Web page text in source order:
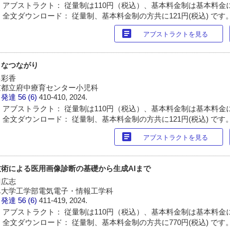
アブストラクト： 従量制は110円（税込）、基本料金制は基本料金
全文ダウンロード： 従量制、基本料金制の方共に121円(税込) です。
article アブストラクトを見る
つながり
香
立府中療育センター小児科
達 56 (6)410-410, 2024.
アブストラクト： 従量制は110円（税込）、基本料金制は基本料金
全文ダウンロード： 従量制、基本料金制の方共に121円(税込) です。
article アブストラクトを見る
による医用画像診断の基礎から生成AIまで
志
学工学部電気電子・情報工学科
達 56 (6)411-419, 2024.
アブストラクト： 従量制は110円（税込）、基本料金制は基本料金
全文ダウンロード： 従量制、基本料金制の方共に770円(税込) です。